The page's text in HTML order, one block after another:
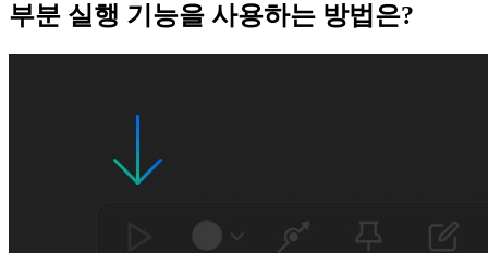
부분 실행 기능을 사용하는 방법은?